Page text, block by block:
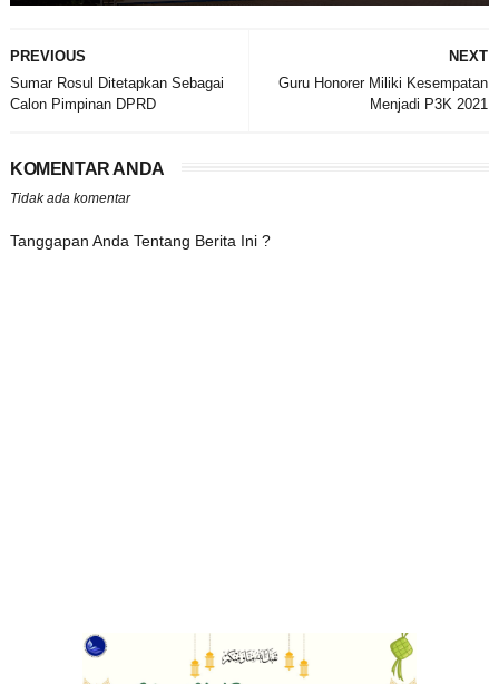
NEXT
Guru Honorer Miliki Kesempatan
Menjadi P3K 2021
PREVIOUS
Sumar Rosul Ditetapkan Sebagai
Calon Pimpinan DPRD
KOMENTAR ANDA
Tidak ada komentar
Tanggapan Anda Tentang Berita Ini ?